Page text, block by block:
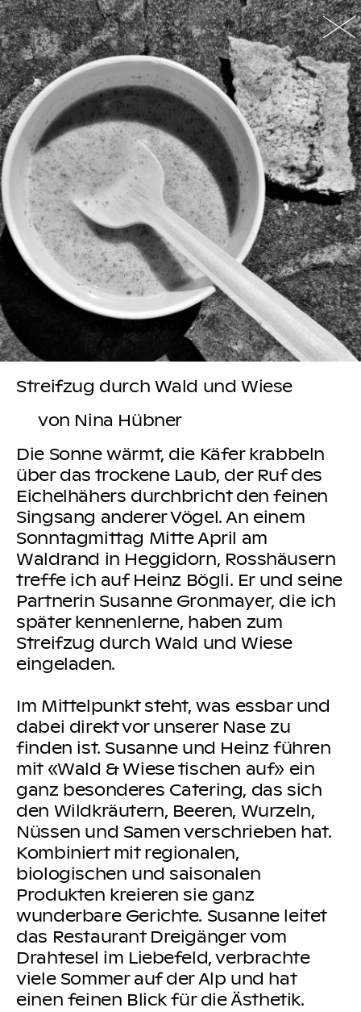
Streifzug durch Wald und Wiese
von Nina Hübner
Die Sonne wärmt, die Käfer krabbeln
über das trockene Laub, der Ruf des
Eichelhähers durchbricht den feinen
Singsang anderer Vögel. An einem
Sonntagmittag Mitte April am
Waldrand in Heggidorn, Rosshäusern
treffe ich auf Heinz Bögli. Er und seine
Partnerin Susanne Gronmayer, die ich
später kennenlerne, haben zum
Streifzug durch Wald und Wiese
eingeladen.
Im Mittelpunkt steht, was essbar und
dabei direkt vor unserer Nase zu
finden ist. Susanne und Heinz führen
mit «Wald & Wiese tischen auf» ein
ganz besonderes Catering, das sich
den Wildkräutern, Beeren, Wurzeln,
Nüssen und Samen verschrieben hat.
Kombiniert mit regionalen,
biologischen und saisonalen
Produkten kreieren sie ganz
wunderbare Gerichte. Susanne leitet
das Restaurant Dreigänger vom
Drahtesel im Liebefeld, verbrachte
viele Sommer auf der Alp und hat
einen feinen Blick für die Ästhetik.